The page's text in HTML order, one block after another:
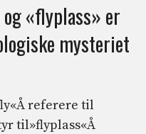
«flyplass» er
mysteriet
referere til
til»flyplass«Å